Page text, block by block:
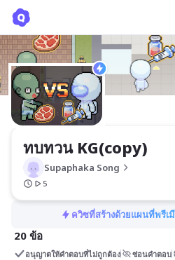
ทบทวน KG(copy)
Supaphaka Song
5
ควิซที่สร้างด้วยแผนที่พรีเ
20 ข้อ
อนุญาตให้คำตอบที่ไม่ถูกต้อง ซ่อนคำตอบ